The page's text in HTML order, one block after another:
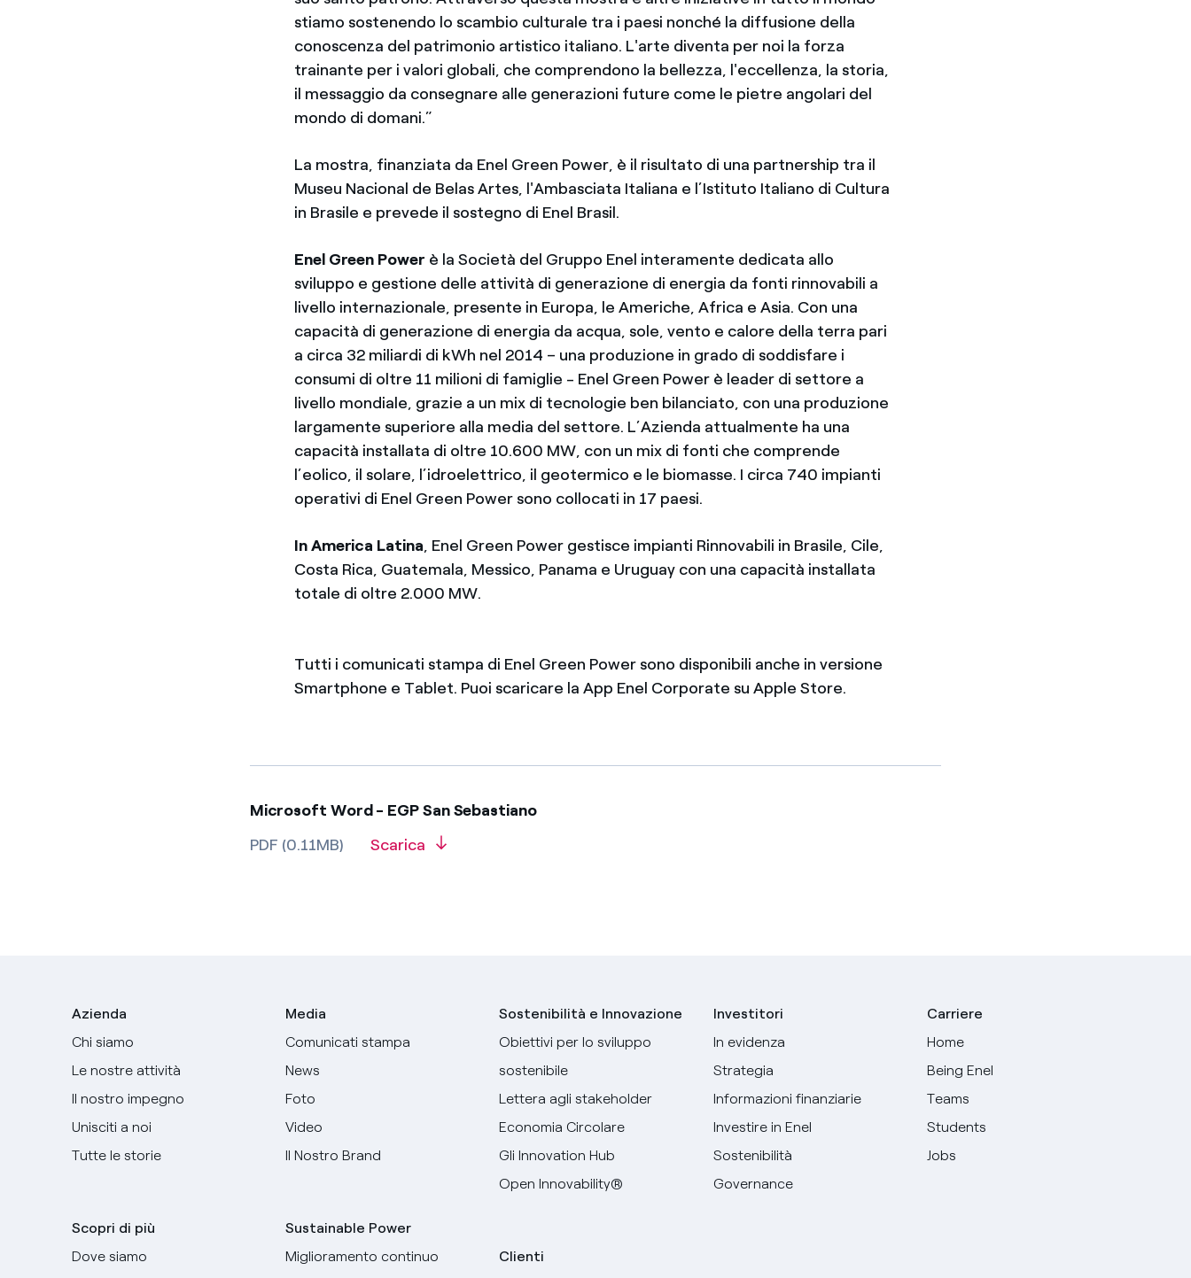
stiamo sostenendo lo scambio culturale tra i paesi nonché la diffusione della
conoscenza del patrimonio artistico italiano. L'arte diventa per noi la forza
trainante per i valori globali, che comprendono la bellezza, l'eccellenza, la storia,
il messaggio da consegnare alle generazioni future come le pietre angolari del
mondo di domani.”
La mostra, finanziata da Enel Green Power, è il risultato di una partnership tra il
Museu Nacional de Belas Artes, l'Ambasciata Italiana e l’Istituto Italiano di Cultura
in Brasile e prevede il sostegno di Enel Brasil.
Enel Green Power è la Società del Gruppo Enel interamente dedicata allo
sviluppo e gestione delle attività di generazione di energia da fonti rinnovabili a
livello internazionale, presente in Europa, le Americhe, Africa e Asia. Con una
capacità di generazione di energia da acqua, sole, vento e calore della terra pari
a circa 32 miliardi di kWh nel 2014 – una produzione in grado di soddisfare i
consumi di oltre 11 milioni di famiglie - Enel Green Power è leader di settore a
livello mondiale, grazie a un mix di tecnologie ben bilanciato, con una produzione
largamente superiore alla media del settore. L’Azienda attualmente ha una
capacità installata di oltre 10.600 MW, con un mix di fonti che comprende
l’eolico, il solare, l’idroelettrico, il geotermico e le biomasse. I circa 740 impianti
operativi di Enel Green Power sono collocati in 17 paesi.
In America Latina, Enel Green Power gestisce impianti Rinnovabili in Brasile, Cile,
Costa Rica, Guatemala, Messico, Panama e Uruguay con una capacità installata
totale di oltre 2.000 MW.
Tutti i comunicati stampa di Enel Green Power sono disponibili anche in versione
Smartphone e Tablet. Puoi scaricare la App Enel Corporate su Apple Store.
Microsoft Word - EGP San Sebastiano
PDF (0.11MB)
Scarica
Azienda
Chi siamo
Le nostre attività
Il nostro impegno
Unisciti a noi
Tutte le storie
Scopri di più
Dove siamo
Media
Comunicati stampa
News
Foto
Video
Il Nostro Brand
Sustainable Power
Miglioramento continuo
Sostenibilità e Innovazione
Obiettivi per lo sviluppo
sostenibile
Lettera agli stakeholder
Economia Circolare
Gli Innovation Hub
Open Innovability®
Clienti
Investitori
In evidenza
Strategia
Informazioni finanziarie
Investire in Enel
Sostenibilità
Governance
Carriere
Home
Being Enel
Teams
Students
Jobs